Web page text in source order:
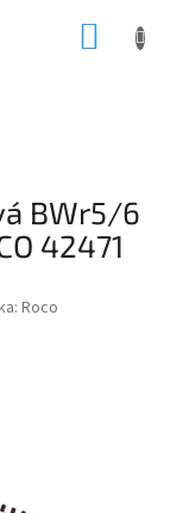
BWr5/6
42471
Roco